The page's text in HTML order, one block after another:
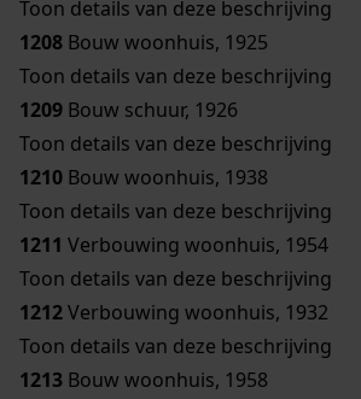
Toon details van deze beschrijving
1208 Bouw woonhuis, 1925
Toon details van deze beschrijving
1209 Bouw schuur, 1926
Toon details van deze beschrijving
1210 Bouw woonhuis, 1938
Toon details van deze beschrijving
1211 Verbouwing woonhuis, 1954
Toon details van deze beschrijving
1212Verbouwing woonhuis, 1932
Toon details van deze beschrijving
1213 Bouw woonhuis, 1958